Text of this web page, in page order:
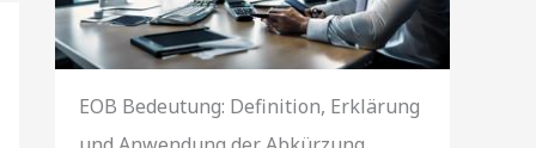
EOB Bedeutung: Definition, Erklärung